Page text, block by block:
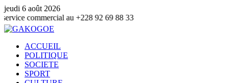
jeudi 6 août 2026
au +228 92 69 88 33
ACCUEIL
POLITIQUE
SOCIETE
SPORT